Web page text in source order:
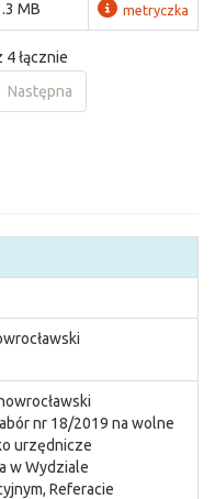
MB metryczka
4 łącznie
Następna
nr 18/2019 na wolne
urzędnicze
w Wydziale
Referacie